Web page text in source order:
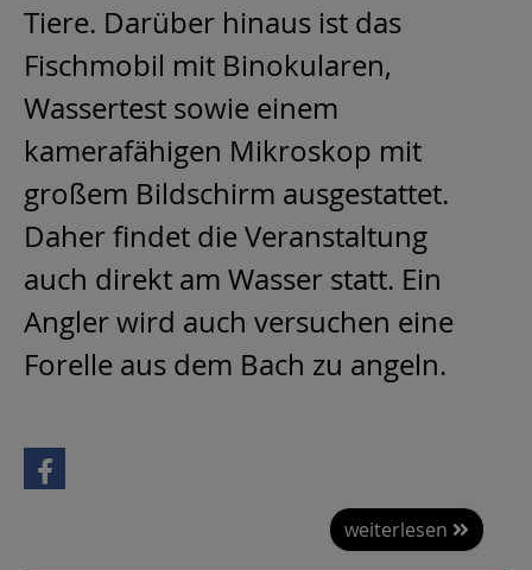
Tiere. Darüber hinaus ist das
Fischmobil mit Binokularen,
Wassertest sowie einem
kamerafähigen Mikroskop mit
großem Bildschirm ausgestattet.
Daher findet die Veranstaltung
auch direkt am Wasser statt. Ein
Angler wird auch versuchen eine
Forelle aus dem Bach zu angeln.
weiterlesen